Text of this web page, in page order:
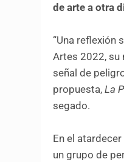
de arte a otra
“Una reflexión
Artes 2022, su
señal de
propuesta,La
segado.
En el
un grupo de